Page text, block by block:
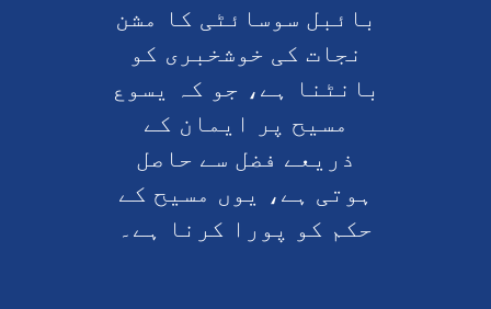
بائبل سوسائٹی کا مشن
نجات کی خوشخبری کو
بانٹنا ہے، جو کہ یسوع
مسیح پر ایمان کے
ذریعے فضل سے حاصل
ہوتی ہے، یوں مسیح کے
حکم کو پورا کرنا ہے۔